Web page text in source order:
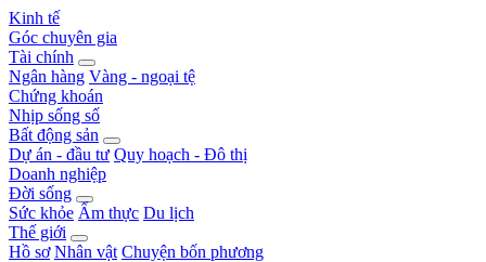
Kinh tế
Góc chuyên gia
Tài chính
Ngân hàng Vàng - ngoại tệ
Chứng khoán
Nhịp sống số
Bất động sản
Dự án - đầu tư Quy hoạch - Đô thị
Doanh nghiệp
Đời sống
Sức khỏe Ẩm thực Du lịch
Thế giới
Hồ sơ Nhân vật Chuyện bốn phương